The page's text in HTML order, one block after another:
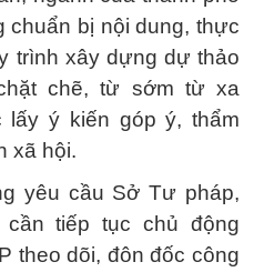
chuẩn bị nội dung, thực
trình xây dựng dự thảo
chẽ, từ sớm từ xa
lấy ý kiến góp ý, thẩm
xã hội.
yêu cầu Sở Tư pháp,
tiếp tục chủ động
theo dõi, đôn đốc công